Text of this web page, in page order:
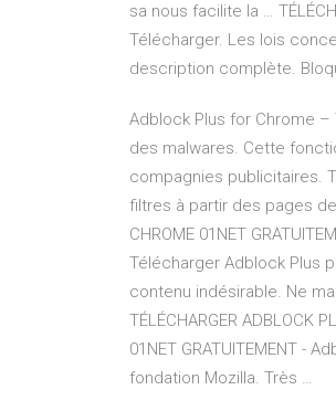
sa nous facilite la …
Télécharger. Les lois
description complète.
Adblock Plus for Chrome
des malwares. Cette
compagnies publicitaires.
filtres à partir des pages de
CHROME 01NET
Télécharger Adblock Plus
contenu indésirable. Ne
TÉLÉCHARGER ADBLOCK
01NET GRATUITEMENT -
fondation Mozilla. Très …